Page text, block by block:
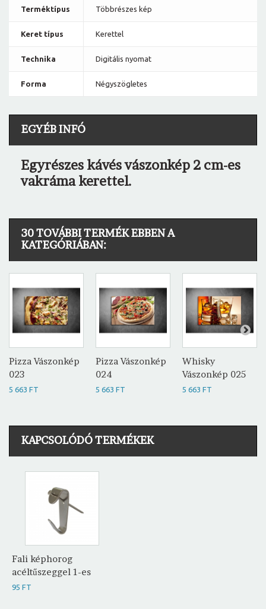
Terméktípus Többrészes kép
Keret típus Kerettel
Technika Digitális nyomat
Forma Négyszögletes
EGYÉB INFÓ
Egyrészes kávés vászonkép 2 cm-es
vakráma kerettel.
30 TOVÁBBI TERMÉK EBBEN A
KATEGÓRIÁBAN:
Pizza Vászonkép
023
5 663 FT
Pizza Vászonkép
024
5 663 FT
Whisky
Vászonkép 025
5 663 FT
KAPCSOLÓDÓ TERMÉKEK
Fali képhorog
acéltűszeggel 1-es
95 FT